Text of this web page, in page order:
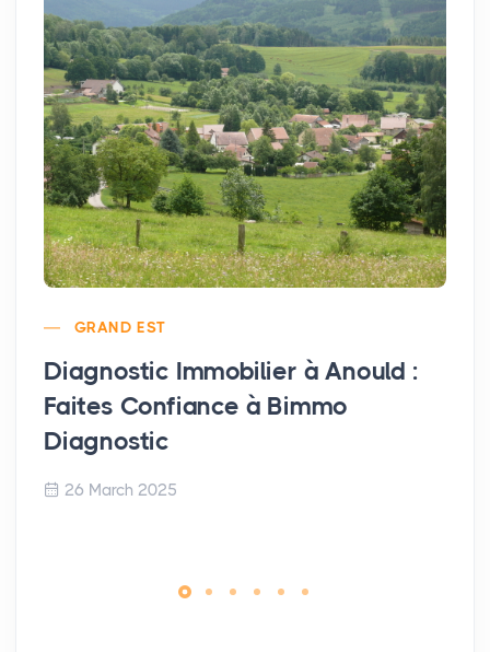
GRAND EST
Diagnostic Immobilier à Anould :
Faites Confiance à Bimmo
Diagnostic
26 March 2025